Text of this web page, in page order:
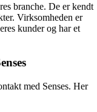
branche. De er kendt
Virksomheden er
kunder og har et
med Senses. Her